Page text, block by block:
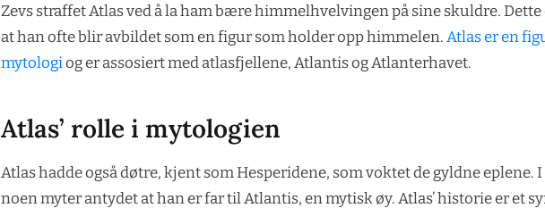
Zevs straffet Atlas ved å la ham bære himmelhvelvingen på sine skuldre.
at han ofte blir avbildet som en figur som holder opp himmelen. Atlas er en
mytologi og er assosiert med atlasfjellene, Atlantis og Atlanterhavet.
Atlas’ rolle i mytologien
Atlas hadde også døtre, kjent som Hesperidene, som voktet de gyldne eplene.
noen myter antydet at han er far til Atlantis, en mytisk øy. Atlas’ historie er et